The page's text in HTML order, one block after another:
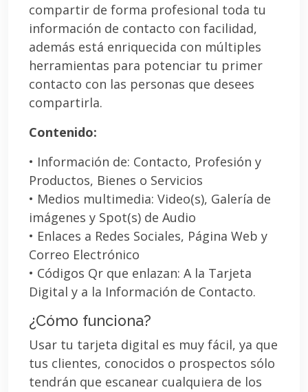
compartir de forma profesional toda tu
información de contacto con facilidad,
además está enriquecida con múltiples
herramientas para potenciar tu primer
contacto con las personas que desees
compartirla.
Contenido:
• Información de: Contacto, Profesión y
Productos, Bienes o Servicios
• Medios multimedia: Video(s), Galería de
imágenes y Spot(s) de Audio
• Enlaces a Redes Sociales, Página Web y
Correo Electrónico
• Códigos Qr que enlazan: A la Tarjeta
Digital y a la Información de Contacto.
¿Cómo funciona?
Usar tu tarjeta digital es muy fácil, ya que
tus clientes, conocidos o prospectos sólo
tendrán que escanear cualquiera de los